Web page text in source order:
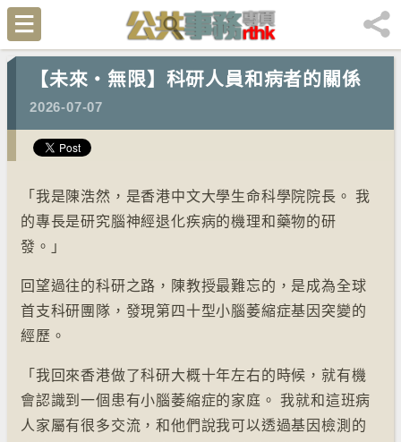
【未來‧無限】科研人員和病者的關係
2026-07-07
「我是陳浩然，是香港中文大學生命科學院院長。 我
的專長是研究腦神經退化疾病的機理和藥物的研
發。」
回望過往的科研之路，陳教授最難忘的，是成為全球
首支科研團隊，發現第四十型小腦萎縮症基因突變的
經歷。
「我回來香港做了科研大概十年左右的時候，就有機
會認識到一個患有小腦萎縮症的家庭。 我就和這班病
人家屬有很多交流，和他們說我可以透過基因檢測的